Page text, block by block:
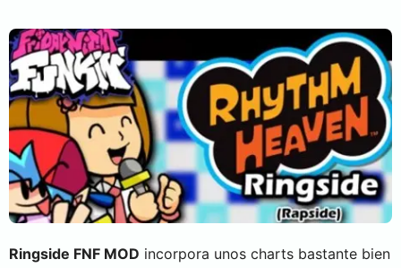
Ringside FNF MOD incorpora unos charts bastante bien